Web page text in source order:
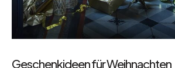
Geschenkideen für Weihnachten